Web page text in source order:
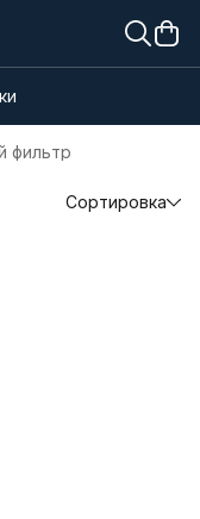
фильтр
Сортировка